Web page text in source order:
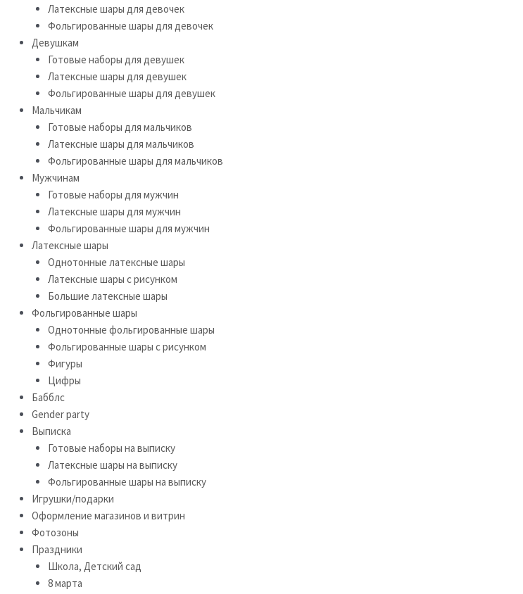
Латексные шары для девочек
Фольгированные шары для девочек
Девушкам
Готовые наборы для девушек
Латексные шары для девушек
Фольгированные шары для девушек
Мальчикам
Готовые наборы для мальчиков
Латексные шары для мальчиков
Фольгированные шары для мальчиков
Мужчинам
Готовые наборы для мужчин
Латексные шары для мужчин
Фольгированные шары для мужчин
Латексные шары
Однотонные латексные шары
Латексные шары с рисунком
Большие латексные шары
Фольгированные шары
Однотонные фольгированные шары
Фольгированные шары с рисунком
Фигуры
Цифры
Бабблс
Gender party
Выписка
Готовые наборы на выписку
Латексные шары на выписку
Фольгированные шары на выписку
Игрушки/подарки
Оформление магазинов и витрин
Фотозоны
Праздники
Школа, Детский сад
8 марта